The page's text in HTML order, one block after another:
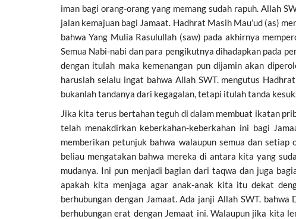
iman bagi orang-orang yang memang sudah rapuh. Allah
jalan kemajuan bagi Jamaat. Hadhrat Masih Mau’ud (as)
bahwa Yang Mulia Rasulullah (saw) pada akhirnya
Semua Nabi-nabi dan para pengikutnya dihadapkan pada
dengan itulah maka kemenangan pun dijamin akan
haruslah selalu ingat bahwa Allah SWT. mengutus
bukanlah tandanya dari kegagalan, tetapi itulah tanda
Jika kita terus bertahan teguh di dalam membuat ikatan
telah menakdirkan keberkahan-keberkahan ini bagi
memberikan petunjuk bahwa walaupun semua dan
beliau mengatakan bahwa mereka di antara kita yang
mudanya. Ini pun menjadi bagian dari taqwa dan juga
apakah kita menjaga agar anak-anak kita itu dekat
berhubungan dengan Jamaat. Ada janji Allah SWT.
berhubungan erat dengan Jemaat ini. Walaupun jika kita